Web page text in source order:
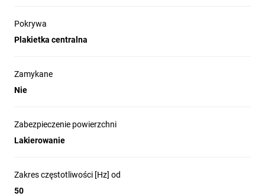
Pokrywa
Plakietka centralna
Zamykane
Nie
Zabezpieczenie powierzchni
Lakierowanie
Zakres częstotliwości [Hz] od
50